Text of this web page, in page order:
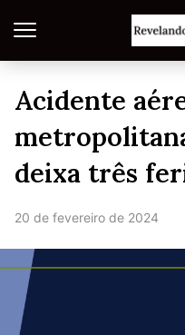
Acidente
deixa três
20 de fevereiro de 2024